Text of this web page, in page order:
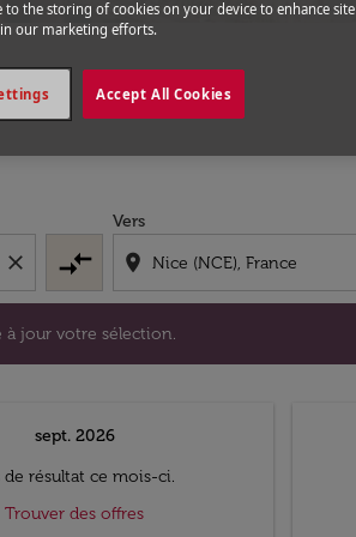
close compare_arrows
Vers
location_on
à jour votre sélection.
mettre à jour votre sélection.
sept. 2026
de résultat ce mois-ci.
Trouver des offres
to the storing of cookies on your device to enhance site
in our marketing efforts.
Accept All Cookies